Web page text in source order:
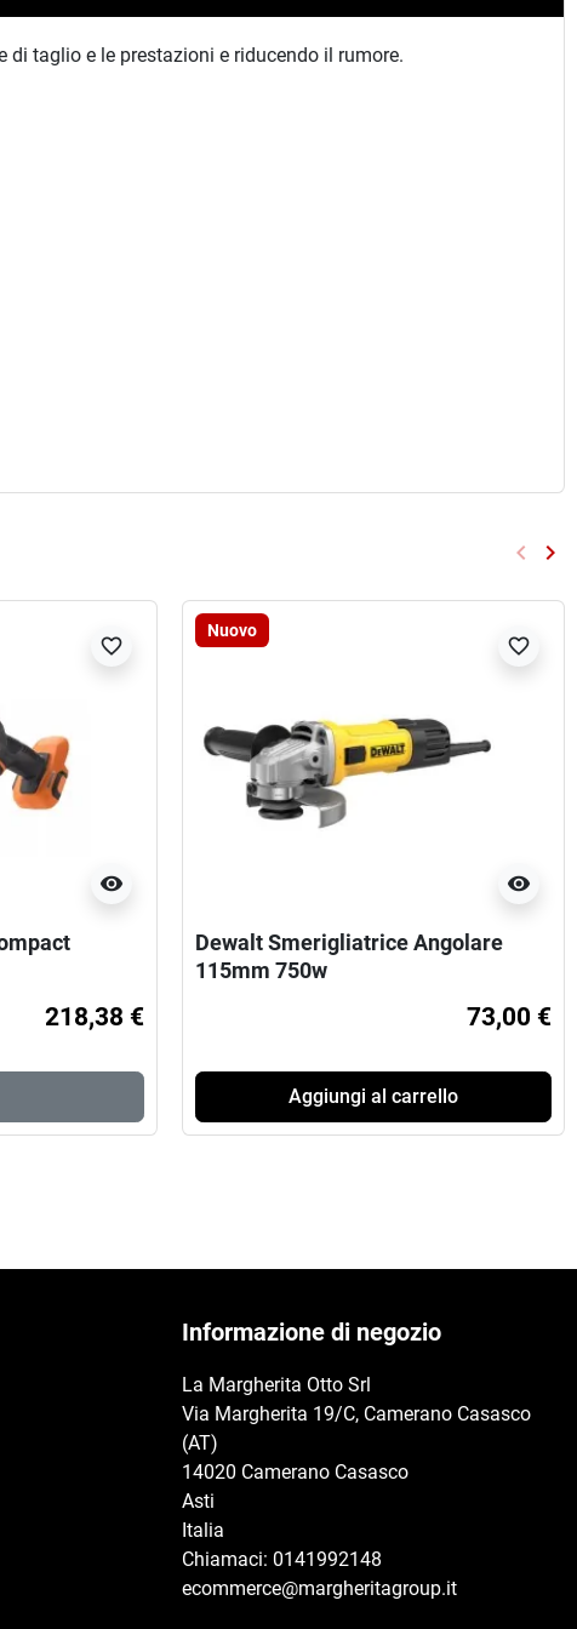
taglio e le prestazioni e riducendo il rumore.
keyboard_arrow_left keyboard_arrow_right
visibility
favorite_border
218,38 €
Nuovo
visibility
favorite_border
Dewalt Smerigliatrice Angolare
115mm 750w
73,00 €
Aggiungi al carrello
Informazione di negozio
La Margherita Otto Srl
Via Margherita 19/C, Camerano Casasco
(AT)
14020 Camerano Casasco
Asti
Italia
Chiamaci: 0141992148
ecommerce@margheritagroup.it